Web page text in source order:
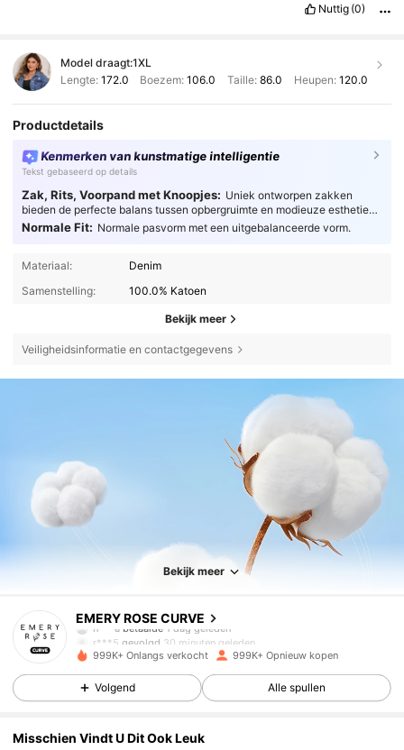
Nuttig (0)
Model draagt:1XL
Lengte: 172.0 Boezem:106.0 Taille: 86.0 Heupen: 120.0
Productdetails
Kenmerken van kunstmatige intelligentie
Tekst gebaseerd op details
Zak, Rits, Voorpand met Knoopjes: Uniek ontworpen zakken
bieden de perfecte balans tussen opbergruimte en modieuze esthetiek,
waardoor ze naadloos aansluiten op elke gelegenheid.
Normale Fit: Normale pasvorm met een uitgebalanceerde vorm.
Materiaal:
Denim
Samenstelling:
100.0% Katoen
Bekijk meer
Veiligheidsinformatie en contactgegevens
Bekijk meer
EMERY ROSE CURVE
r***5 gevolgd 30 minuten geleden
999K+ Onlangs verkocht 999K+ Opnieuw kopen
Volgend Alle spullen
Misschien Vindt U Dit Ook Leuk